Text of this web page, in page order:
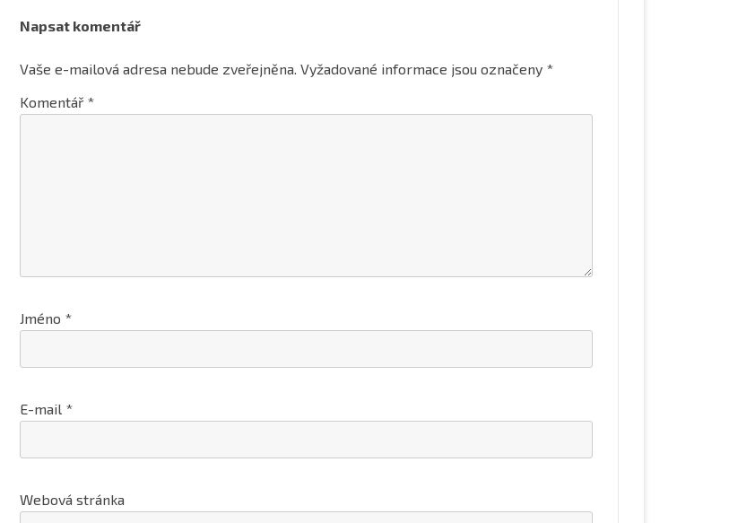
Napsat komentář
Vaše e-mailová adresa nebude zveřejněna. Vyžadované informace jsou označeny *
Komentář *
Jméno *
E-mail *
Webová stránka